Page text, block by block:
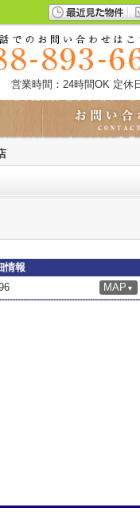
営業時間：24時間OK 定休
情報
MAP ▼